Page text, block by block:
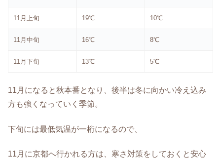
11月上旬 19℃ 10℃
11月中旬 16℃ 8℃
11月下旬 13℃ 5℃
11月になると秋本番となり、後半は冬に向かい冷え込み
方も強くなっていく季節。
下旬には最低気温が一桁になるので、
11月に京都へ行かれる方は、寒さ対策をしておくと安心